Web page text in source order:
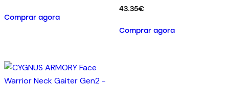
Comprar agora
43.35€
Comprar agora